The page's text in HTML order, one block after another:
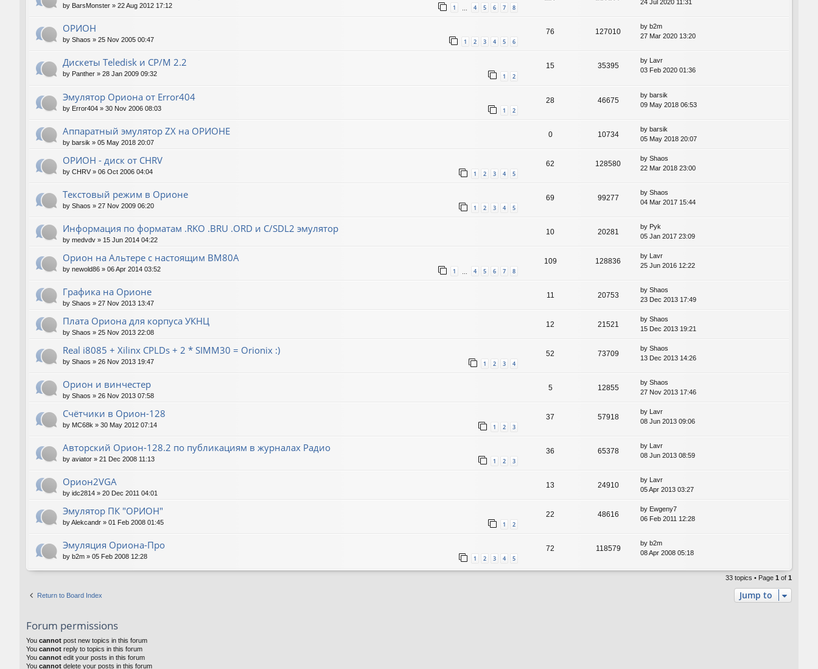
by BarsMonster » 22 Aug 2012 17:12 1 … 4 5 6 7 8
24 Jul 2020 11:31
ОРИОН
by Shaos » 25 Nov 2005 00:47 1 2 3 4 5 6
76 127010
by b2m
27 Mar 2020 13:20
Дискеты Teledisk и CP/M 2.2
by Panther » 28 Jan 2009 09:32 1 2
15 35395
by Lavr
03 Feb 2020 01:36
Эмулятор Ориона от Error404
by Error404 » 30 Nov 2006 08:03 1 2
28 46675
by barsik
09 May 2018 06:53
Аппаратный эмулятор ZX на ОРИОНЕ
by barsik » 05 May 2018 20:07
0 10734
by barsik
05 May 2018 20:07
ОРИОН - диск от CHRV
by CHRV » 06 Oct 2006 04:04 1 2 3 4 5
62 128580
by Shaos
22 Mar 2018 23:00
Текстовый режим в Орионе
by Shaos » 27 Nov 2009 06:20 1 2 3 4 5
69 99277
by Shaos
04 Mar 2017 15:44
Информация по форматам .RKO .BRU .ORD и С/SDL2 эмулятор
by medvdv » 15 Jun 2014 04:22
10 20281
by Pyk
05 Jan 2017 23:09
Орион на Альтере с настоящим ВМ80А
by newold86 » 06 Apr 2014 03:52 1 4 5 6 7 8
109 128836
by Lavr
25 Jun 2016 12:22
Графика на Орионе
by Shaos » 27 Nov 2013 13:47
11 20753
by Shaos
23 Dec 2013 17:49
Плата Ориона для корпуса УКНЦ
by Shaos » 25 Nov 2013 22:08
12 21521
by Shaos
15 Dec 2013 19:21
Real i8085 + Xilinx CPLDs + 2 * SIMM30 = Orionix :)
by Shaos » 26 Nov 2013 19:47 1 2 3 4
52 73709
by Shaos
13 Dec 2013 14:26
Орион и винчестер
by Shaos » 26 Nov 2013 07:58
5 12855
by Shaos
27 Nov 2013 17:46
Счётчики в Орион-128
by MC68k » 30 May 2012 07:14 1 2 3
37 57918
by Lavr
08 Jun 2013 09:06
Авторский Орион-128.2 по публикациям в журналах Радио
by aviator » 21 Dec 2008 11:13 1 2 3
36 65378
by Lavr
08 Jun 2013 08:59
Орион2VGA
by idc2814 » 20 Dec 2011 04:01
13 24910
by Lavr
05 Apr 2013 03:27
Эмулятор ПК "ОРИОН"
byAlekcandr » 01 Feb 2008 01:45 1 2
22 48616
by Ewgeny7
06 Feb 2011 12:28
Эмуляция Ориона-Про
by b2m » 05 Feb 2008 12:28 1 2 3 4 5
72 118579
by b2m
08 Apr 2008 05:18
33 topics • Page 1 of 1
Return to Board Index Jump to
Forum permissions
You cannot post new topics in this forum
You cannot reply to topics in this forum
You cannot edit your posts in this forum
You cannot delete your posts in this forum